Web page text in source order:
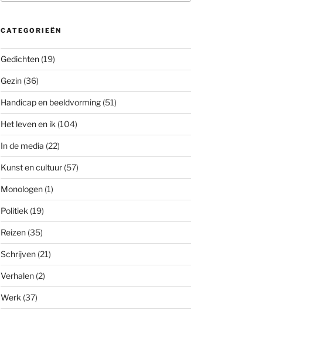
CATEGORIEËN
Gedichten(19)
Gezin(36)
Handicap en beeldvorming(51)
Het leven en ik (104)
In de media (22)
Kunst en cultuur(57)
Monologen(1)
Politiek (19)
Reizen(35)
Schrijven(21)
Verhalen(2)
Werk (37)